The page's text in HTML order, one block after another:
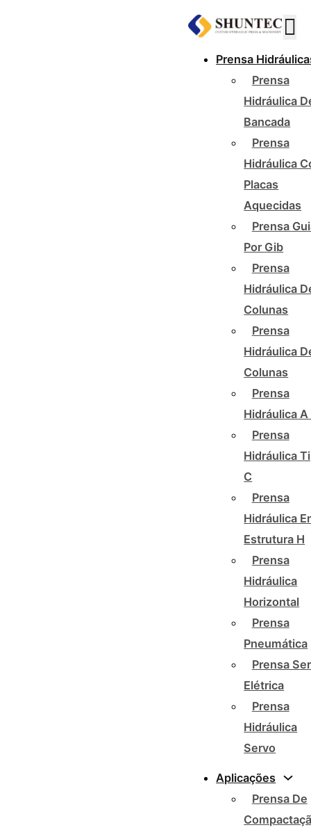
Prensa
Prensa
Hidráulica
Bancada
Prensa
Hidráulica
Placas
Aquecidas
Prensa
Por Gib
Prensa
Hidráulica
Colunas
Prensa
Hidráulica
Colunas
Prensa
Hidráulica A
Prensa
Hidráulica
C
Prensa
Hidráulica
Estrutura H
Prensa
Hidráulica
Horizontal
Prensa
Pneumática
Prensa
Elétrica
Prensa
Hidráulica
Servo
Aplicações
Prensa De